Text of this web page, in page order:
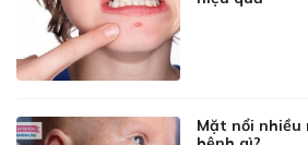
Mặt nổi nhiều